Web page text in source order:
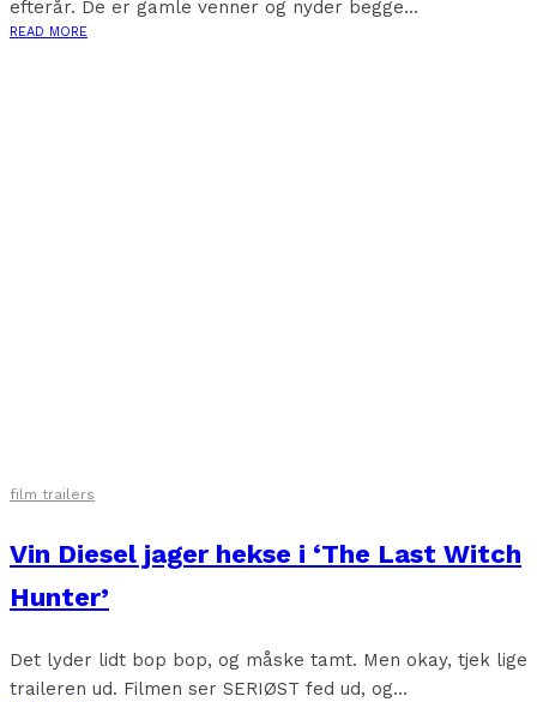
efterår. De er gamle venner og nyder begge...
READ MORE
film trailers
Vin Diesel jager hekse i ‘The Last Witch
Hunter’
Det lyder lidt bop bop, og måske tamt. Men okay, tjek lige
traileren ud. Filmen ser SERIØST fed ud, og...